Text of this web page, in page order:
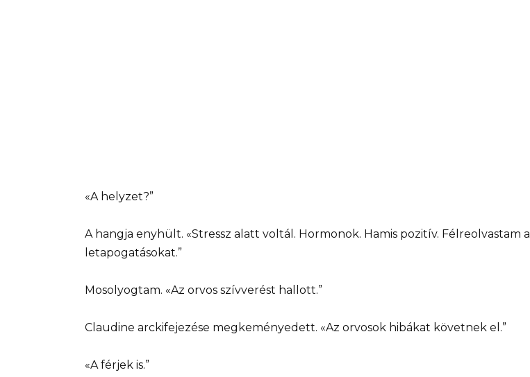
«A helyzet?”
A hangja enyhült. «Stressz alatt voltál. Hormonok. Hamis pozitív. Félreolvastam a
letapogatásokat.”
Mosolyogtam. «Az orvos szívverést hallott.”
Claudine arckifejezése megkeményedett. «Az orvosok hibákat követnek el.”
«A férjek is.”